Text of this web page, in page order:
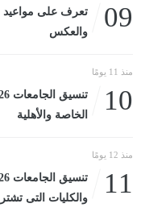
09
تعرف على مواعيد
والعكس
منذ 11 يومًا
10
الخاصة والأهلية
منذ 12 يومًا
11
والكليات التى